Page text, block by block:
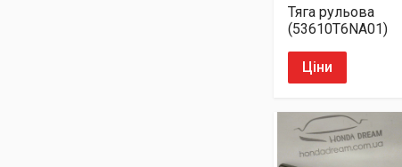
Тяга рульова
(53610T6NA01)
Ціни